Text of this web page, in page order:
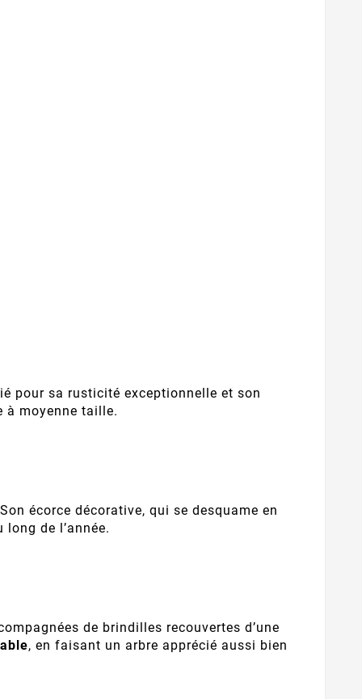
pour sa rusticité exceptionnelle et son
à moyenne taille.
écorce décorative, qui se desquame en
de l’année.
de brindilles recouvertes d’une
, en faisant un arbre apprécié aussi bien